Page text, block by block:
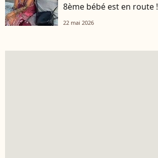
8ème bébé est en route !
22 mai 2026